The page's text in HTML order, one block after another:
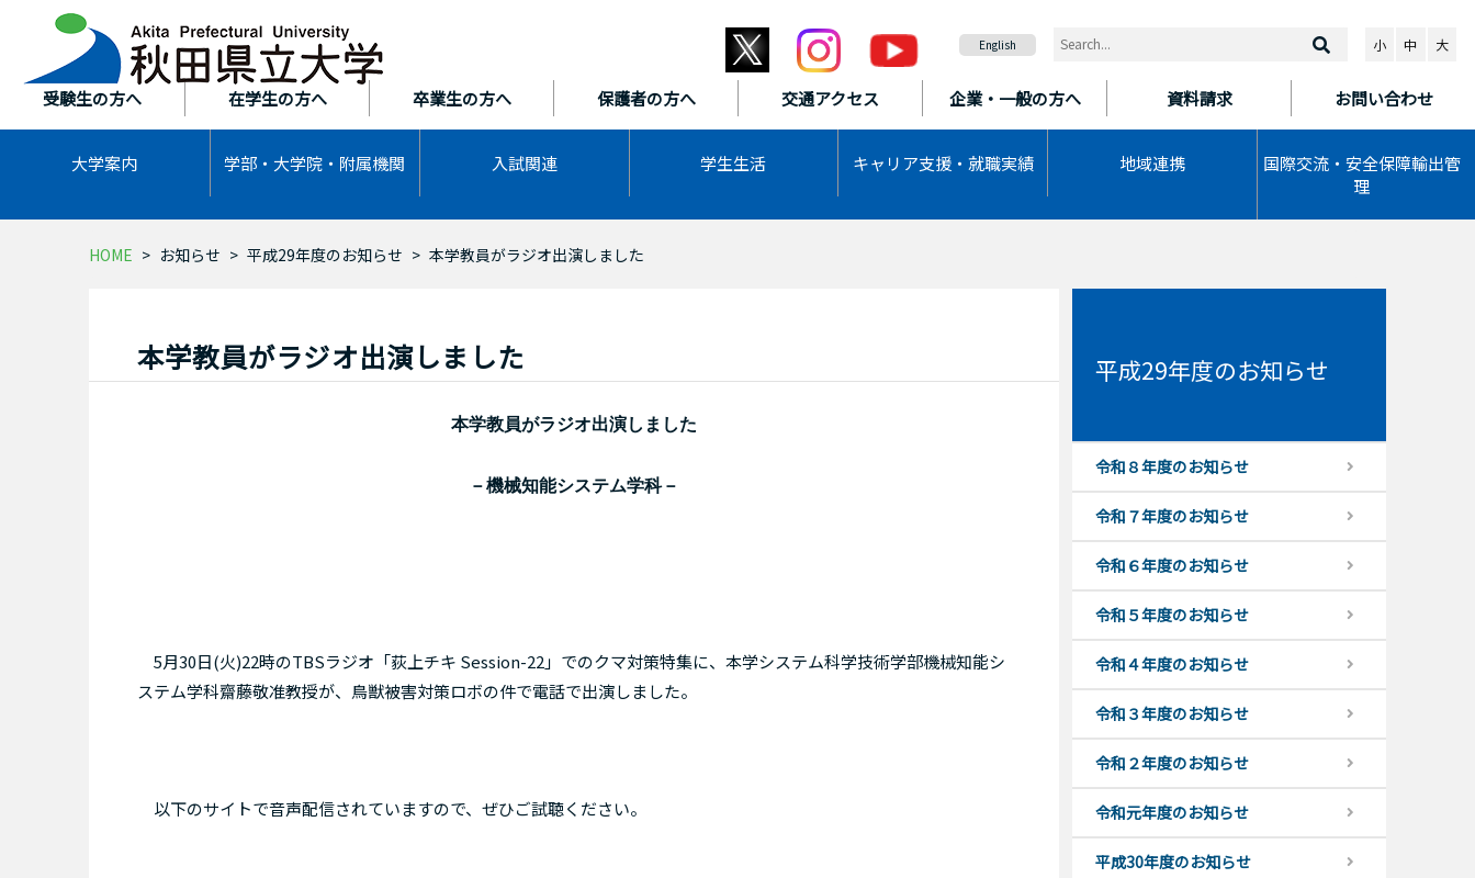
受験生の方へ 在学生の方へ 卒業生の方へ 保護者の方へ 交通アクセス 企業・一般の方へ 資料請求 お問い合わせ
大学案内 学部・大学院・ 附属機関 入試関連 学生生活 キャリア支援・ 就職実績 地域連携
国際交流・安全保障輸出管
理
English 小 中 大
HOME お知らせ 平成29年度のお知らせ 本学教員がラジオ出演しました
本学教員がラジオ出演しました
本学教員がラジオ出演しました
－機械知能システム学科－
5月30日(火)22時のTBSラジオ「荻上チキ Session-22」でのクマ対策特集に、本学システム科学技術学部機械知能シ
ステム学科齋藤敬准教授が、鳥獣被害対策ロボの件で電話で出演しました。
以下のサイトで音声配信されていますので、ぜひご試聴ください。
平成29年度のお知らせ
令和８年度のお知らせ
令和７年度のお知らせ
令和６年度のお知らせ
令和５年度のお知らせ
令和４年度のお知らせ
令和３年度のお知らせ
令和２年度のお知らせ
令和元年度のお知らせ
平成30年度のお知らせ